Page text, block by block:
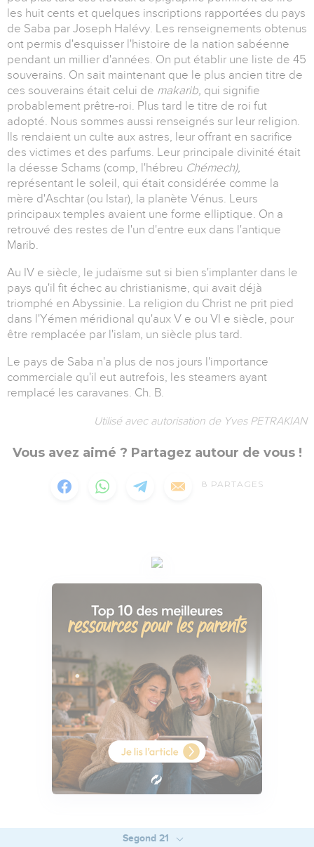
les huit cents et quelques inscriptions rapportées du pays
de Saba par Joseph Halévy. Les renseignements obtenus
ont permis d'esquisser l'histoire de la nation sabéenne
pendant un millier d'années. On put établir une liste de 45
souverains. On sait maintenant que le plus ancien titre de
ces souverains était celui de makarib, qui signifie
probablement prêtre-roi. Plus tard le titre de roi fut
adopté. Nous sommes aussi renseignés sur leur religion.
Ils rendaient un culte aux astres, leur offrant en sacrifice
des victimes et des parfums. Leur principale divinité était
la déesse Schams (comp, l'hébreu Chémech),
représentant le soleil, qui était considérée comme la
mère d'Aschtar (ou Istar), la planète Vénus. Leurs
principaux temples avaient une forme elliptique. On a
retrouvé des restes de l'un d'entre eux dans l'antique
Marib.
Au IV e siècle, le judaïsme sut si bien s'implanter dans le
pays qu'il fit échec au christianisme, qui avait déjà
triomphé en Abyssinie. La religion du Christ ne prit pied
dans l'Yémen méridional qu'aux V e ou VI e siècle, pour
être remplacée par l'islam, un siècle plus tard.
Le pays de Saba n'a plus de nos jours l'importance
commerciale qu'il eut autrefois, les steamers ayant
remplacé les caravanes. Ch. B.
Utilisé avec autorisation de Yves PETRAKIAN
Vous avez aimé ? Partagez autour de vous !
8 PARTAGES
Segond 21